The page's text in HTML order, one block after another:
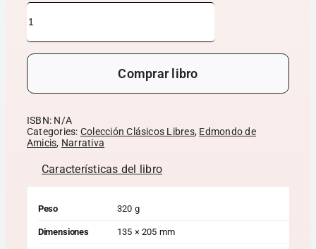
Comprar libro
ISBN: N/A
Categories: Colección Clásicos Libres, Edmondo de
Amicis, Narrativa
Características del libro
Peso 320 g
Dimensiones 135 × 205 mm